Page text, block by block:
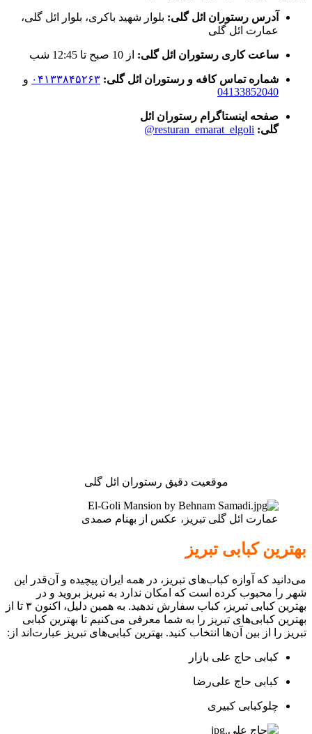
آدرس رستوران ائل گلی: بلوار شهید باکری، بلوار ائل گلی،
عمارت ائل گلی
ساعت کاری رستوران ائل گلی: از 10 صبح تا 12:45 شب
شماره تماس کافه و رستوران ائل گلی: ۰۴۱۳۳۸۴۵۲۶۳ و
04133852040
صفحه اینستاگرام رستوران ائل
گلی: resturan_emarat_elgoli@
موقعیت دقیق رستوران ائل گلی
عمارت ائل گلی تبریز، عکس از بهنام صمدی
بهترین کبابی تبریز
می‌دانید که آوازه کباب‌های تبریز، در همه ایران پیچیده و آ‌‌ن‌قدر این
شهر را محبوب کرده است که امکان ندارد به تبریز بروید و در
بهترین کبابی تبریز، کباب سفارش ندهید. به همین دلیل، اکنون ۳ تا از
بهترین کبابی‌های تبریز را به شما معرفی می‌کنیم تا بهترین کبابی
تبریز را از بین آن‌ها انتخاب کنید. بهترین کبابی‌های تبریز عبارت‌‌اند از:
کبابی حاج علی بازار
کبابی حاج علی‌رضا
چلوکبابی کبیری